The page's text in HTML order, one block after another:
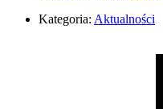
Kategoria: Aktualności